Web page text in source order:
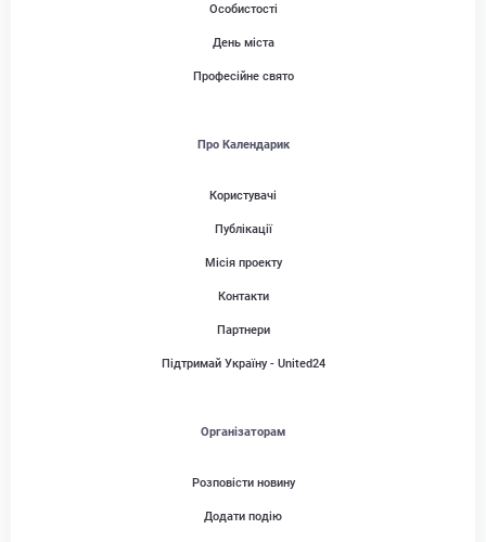
Особистості
День міста
Професійне свято
Про Календарик
Користувачі
Публікації
Місія проекту
Контакти
Партнери
Підтримай Україну - United24
Організаторам
Розповісти новину
Додати подію